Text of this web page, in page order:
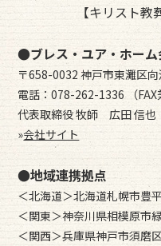
【キリスト教
●ブレス・ユア・ホーム
〒658-0032 神戸市東灘区
電話：078-262-1336 （FAX
代表取締役 牧師 広田 信也
»会社サイト
●地域連携拠点
＜北海道＞北海道札幌市豊
＜関東＞神奈川県相模原市
＜関西＞兵庫県神戸市須磨